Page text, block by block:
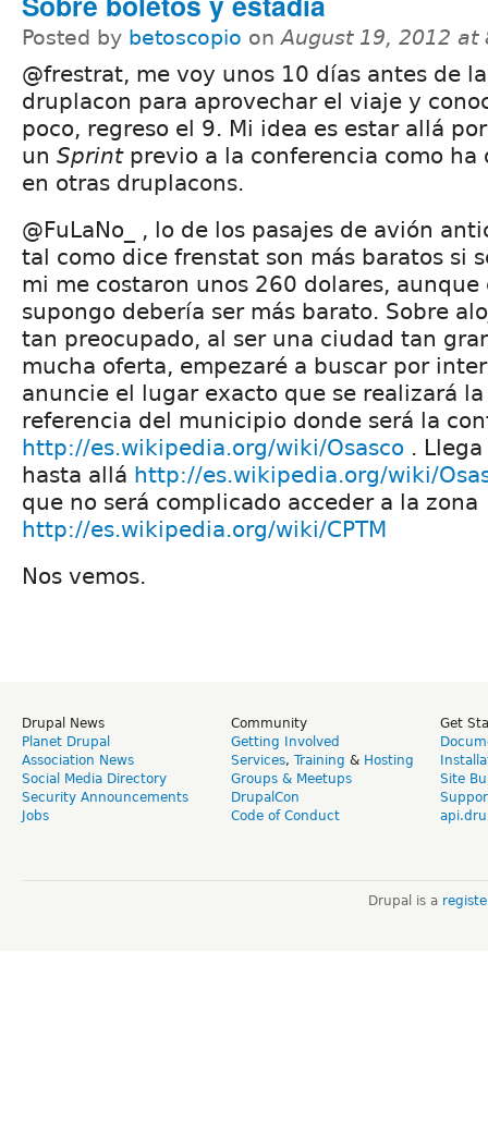
Posted by betoscopio onAugust 19, 2012 at
@frestrat, me voy unos 10 días antes de la
druplacon para aprovechar el viaje y
poco, regreso el 9. Mi idea es estar allá
un Sprintprevio a la conferencia como ha
en otras druplacons.
@FuLaNo_ , lo de los pasajes de avión
tal como dice frenstat son más baratos si
mi me costaron unos 260 dolares, aunque
supongo debería ser más barato. Sobre
tan preocupado, al ser una ciudad tan
mucha oferta, empezaré a buscar por
anuncie el lugar exacto que se realizará
referencia del municipio donde será la
http://es.wikipedia.org/wiki/Osasco .
hasta allá http://es.wikipedia.org/wiki/
que no será complicado acceder a la zona
http://es.wikipedia.org/wiki/CPTM
Nos vemos.
Drupal News
Planet Drupal
Association News
Social Media Directory
Security Announcements
Jobs
Community
Getting Involved
Services, Training & Hosting
Groups & Meetups
DrupalCon
Code of Conduct
Get
Site
Drupal is a